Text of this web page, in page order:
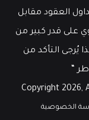
العقود مقابل
على قدر كبير من
يُرجى التأكد من
“
الخصوصية